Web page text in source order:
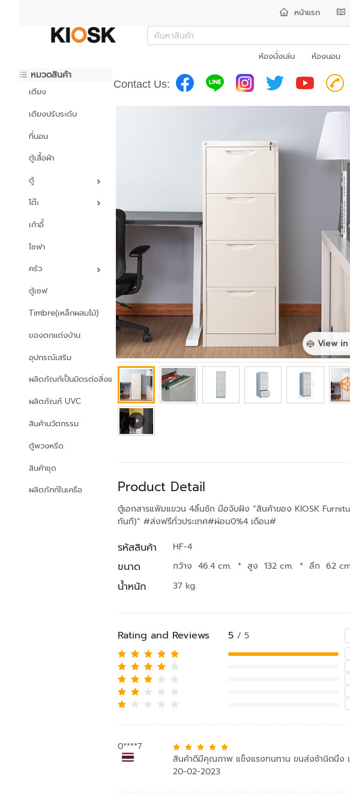
หน้าแรก
ห้องนั่งเล่น
ห้องนอน
หมวดสินค้า
เตียง
เตียงปรับระดับ
ที่นอน
ตู้เสื้อผ้า
ตู้
โต๊ะ
เก้าอี้
โซฟา
ครัว
ตู้เซฟ
Timbre(เหล็กผสมไม้)
ของตกแต่งบ้าน
อุปกรณ์เสริม
ผลิตภัณฑ์เป็นมิตรต่อสิ่งแวดล้อม
ผลิตภัณฑ์ UVC
สินค้านวัตกรรม
ตู้พวงหรีด
สินค้าชุด
ผลิตภัฑฑ์ในเครือ
Contact Us:
View in
Product Detail
ตู้เอกสารแฟ้มแขวน 4ลิ้นชัก มือจับฝัง “สินค้าของ KIOSK
ทันที)” #ส่งฟรีทั่วประเทศ#ผ่อน0%4 เดือน#
รหัสสินค้า HF-4
ขนาด กว้าง 46.4 cm. * สูง 132 cm. * ลึก 62
น้ำหนัก 37 kg.
Rating and Reviews 5 / 5
0****7
สินค้าดีมีคุณภาพ แข็งแรงทนทาน ขนส่งช้านิดนึง แ
20-02-2023